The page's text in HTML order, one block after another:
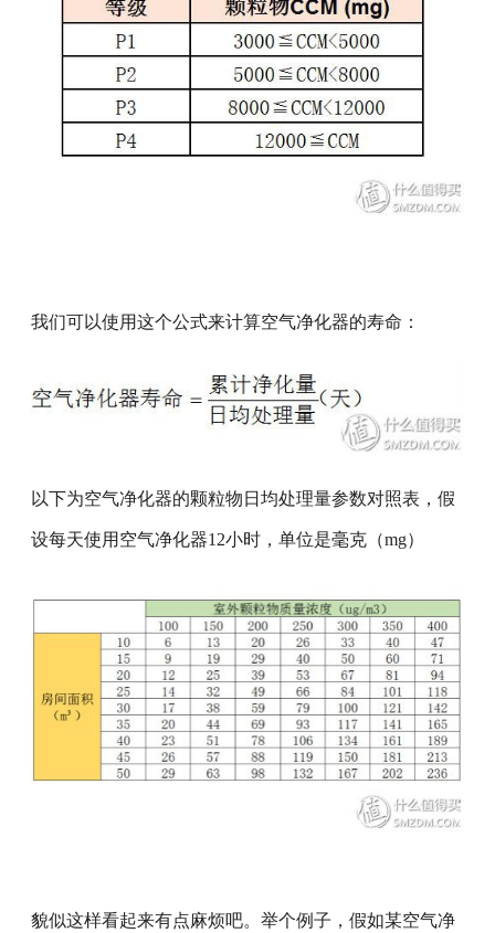
我们可以使用这个公式来计算空气净化器的寿命：
以下为空气净化器的颗粒物日均处理量参数对照表，假
设每天使用空气净化器12小时，单位是毫克（mg）
貌似这样看起来有点麻烦吧。举个例子，假如某空气净